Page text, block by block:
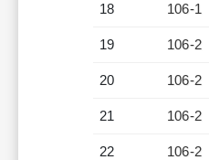
18 106-1
19 106-2
20 106-2
21 106-2
22 106-2